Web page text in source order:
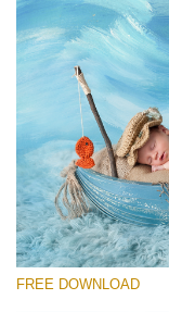
FREE DOWNLOAD